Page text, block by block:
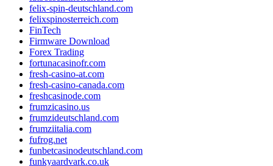
felix-spin-deutschland.com
felixspinosterreich.com
FinTech
Firmware Download
Forex Trading
fortunacasinofr.com
fresh-casino-at.com
fresh-casino-canada.com
freshcasinode.com
frumzicasino.us
frumzideutschland.com
frumziitalia.com
fufrog.net
funbetcasinodeutschland.com
funkyaardvark.co.uk